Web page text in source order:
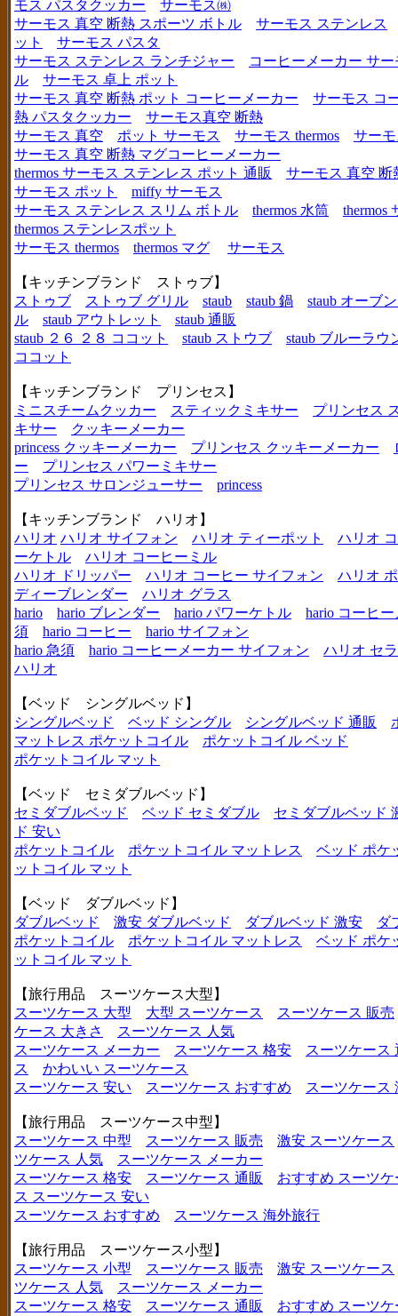
モス パスタクッカー
サーモス㈱
サーモス 真空 断熱 スポーツ ボトル
サーモス ステンレス
ット
サーモス パスタ
サーモス ステンレス ランチジャー
コーヒーメーカー サー
ル
サーモス 卓上 ポット
サーモス 真空 断熱 ポット コーヒーメーカー
サーモス コ
熱 パスタクッカー
サーモス真空 断熱
サーモス 真空
ポット サーモス サーモス thermos
サー
サーモス 真空 断熱 マグコーヒーメーカー
thermos サーモス ステンレス ポット 通販
サーモス 真空 断
サーモス ポット
miffy サーモス
サーモス ステンレス スリム ボトル
thermos 水筒
thermos
thermos ステンレスポット
サーモス thermos
thermos マグ サーモス
【キッチンブランド ストゥブ】
ストゥブ
ストゥブ グリル staub staub 鍋
staub オーブ
ル
staub アウトレット
staub 通販
staub ２６ ２８ ココット
staub ストウブ
staub ブルーラウ
ココット
【キッチンブランド プリンセス】
ミニスチームクッカー
スティックミキサー
プリンセス
キサー
クッキーメーカー
princess クッキーメーカー
プリンセス クッキーメーカー
ー
プリンセス パワーミキサー
プリンセス サロンジューサー
princess
【キッチンブランド ハリオ】
ハリオ ハリオ サイフォン ハリオ ティーポット
ハリオ
ーケトル
ハリオ コーヒーミル
ハリオ ドリッパー
ハリオ コーヒー サイフォン
ハリオ
ディーブレンダー
ハリオ グラス
hario
hario ブレンダー hario パワーケトル
hario コーヒ
須
hario コーヒー
hario サイフォン
hario 急須
hario コーヒーメーカー サイフォン
ハリオ セ
ハリオ
【ベッド シングルベッド】
シングルベッド
ベッド シングル シングルベッド 通販
マットレス ポケットコイル
ポケットコイル ベッド
ポケットコイル マット
【ベッド セミダブルベッド】
セミダブルベッド
ベッド セミダブル
セミダブルベッド
ド 安い
ポケットコイル
ポケットコイル マットレス
ベッド ポケ
ットコイル マット
【ベッド ダブルベッド】
ダブルベッド
激安 ダブルベッド ダブルベッド 激安
ダ
ポケットコイル
ポケットコイル マットレス
ベッド ポケ
ットコイル マット
【旅行用品 スーツケース大型】
スーツケース 大型
大型 スーツケース
スーツケース 販売
ケース 大きさ
スーツケース 人気
スーツケース メーカー
スーツケース 格安
スーツケース
ス
かわいい スーツケース
スーツケース 安い
スーツケース おすすめ スーツケース
【旅行用品 スーツケース中型】
スーツケース 中型
スーツケース 販売
激安 スーツケース
ツケース 人気
スーツケース メーカー
スーツケース 格安
スーツケース 通販
おすすめ スーツケ
ス スーツケース 安い
スーツケース おすすめ
スーツケース 海外旅行
【旅行用品 スーツケース小型】
スーツケース 小型
スーツケース 販売
激安 スーツケース
ツケース 人気
スーツケース メーカー
スーツケース 格安
スーツケース 通販
おすすめ スーツケ